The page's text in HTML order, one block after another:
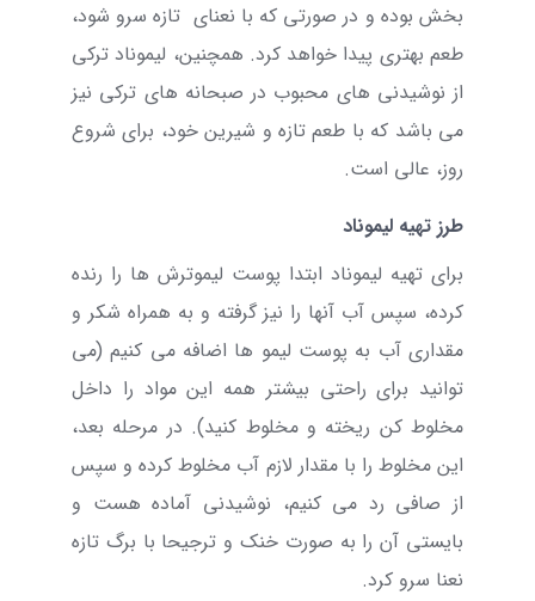
بخش بوده و در صورتی که با نعنای تازه سرو شود،
طعم بهتری پیدا خواهد کرد. همچنین، لیموناد ترکی
از نوشیدنی های محبوب در صبحانه های ترکی نیز
می باشد که با طعم تازه و شیرین خود، برای شروع
روز، عالی است.
طرز تهیه لیموناد
برای تهیه لیموناد ابتدا پوست لیموترش ها را رنده
کرده، سپس آب آنها را نیز گرفته و به همراه شکر و
مقداری آب به پوست لیمو ها اضافه می کنیم (می
توانید برای راحتی بیشتر همه این مواد را داخل
مخلوط کن ریخته و مخلوط کنید). در مرحله بعد،
این مخلوط را با مقدار لازم آب مخلوط کرده و سپس
از صافی رد می کنیم، نوشیدنی آماده هست و
بایستی آن را به صورت خنک و ترجیحا با برگ تازه
نعنا سرو کرد.